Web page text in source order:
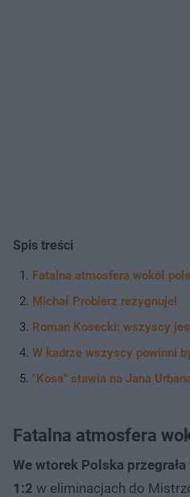
Spis treści
Fatalna atmosfera wokół
Michał Probierz rezygnuje!
Roman Kosecki: wszyscy
W kadrze wszyscy powinni
"Kosa" stawia na Jana
Fatalna atmosfera
We wtorek Polska
1:2 w eliminacjach do